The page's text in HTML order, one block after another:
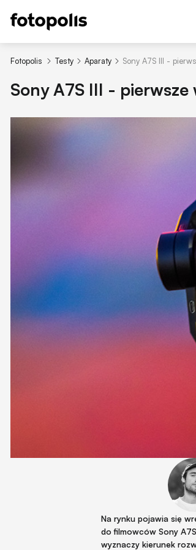
Fotopolis Testy Aparaty Sony A7S III -
Sony A7S III - pierwsze
Na rynku pojawia się
do filmowców Sony
wyznaczy kierunek